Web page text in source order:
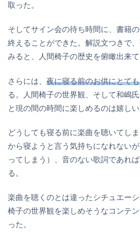
取った。
そしてサイン会の待ち時間に、書籍
終えることができた。解説文つきで
みると、人間椅子の歴史を俯瞰出来て
さらには、 夜に寝る前のお供にとて
る。人間椅子の世界観、そして和嶋
と現の間の時間に楽しめるのは嬉しい
どうしても寝る前に楽曲を聴いてし
から寝ようと言う気持ちになれない
ってしまう）、音のない歌詞であれ
る。
楽曲を聴くのとは違ったシチュエー
椅子の世界観を楽しめそうなコンテ
った。